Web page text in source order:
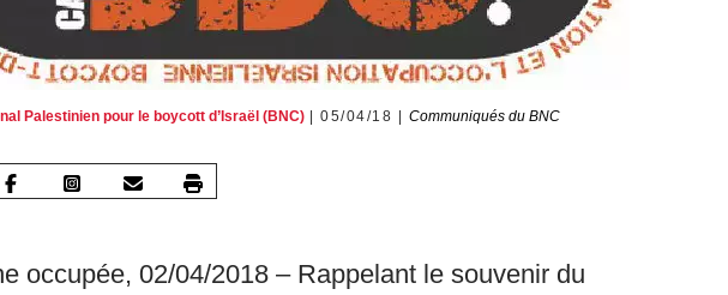
Palestinien pour le boycott d’Israël (BNC) 05/04/18 Communiqués du BNC
occupée, 02/04/2018 – Rappelant le souvenir du